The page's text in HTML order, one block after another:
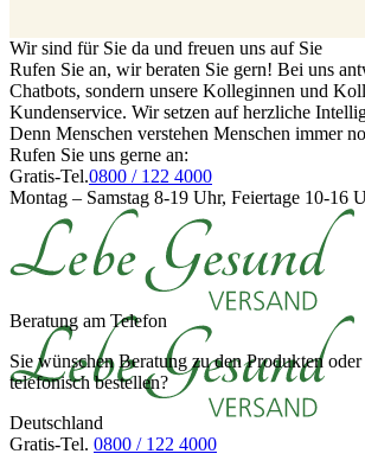
Wir sind für Sie da und freuen uns auf Sie
Rufen Sie an, wir beraten Sie gern! Bei uns
Chatbots, sondern unsere Kolleginnen und
Kundenservice. Wir setzen auf herzliche
Denn Menschen verstehen Menschen immer
Rufen Sie uns gerne an:
Gratis-Tel.0800 / 122 4000
Montag – Samstag 8-19 Uhr, Feiertage 10-16
Beratung am Telefon
Sie wünschen Beratung zu den Produkten
telefonisch bestellen?
Deutschland
Gratis-Tel. 0800 / 122 4000